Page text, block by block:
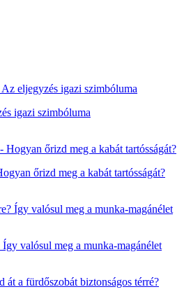
igazi szimbóluma
őrizd meg a kabát tartósságát?
valósul meg a munka-magánélet